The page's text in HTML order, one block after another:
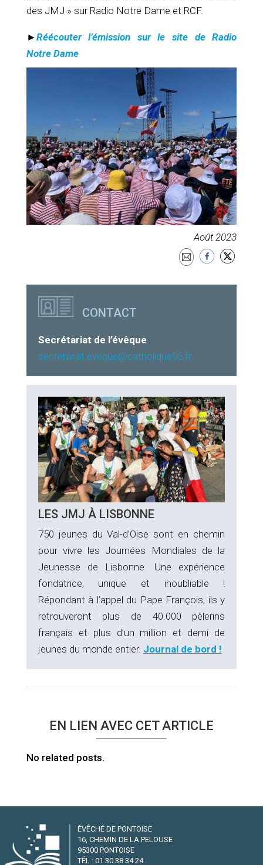
des JMJ » sur Radio Notre Dame et RCF.
► Réécouter l’émission sur le site de Radio
Notre Dame
Août 2023
CONTACT
Secrétariat de l’évêque
secretariat.eveque@catholique95.fr
LES JMJ À LISBONNE
750 jeunes du Val-d’Oise sont en chemin
pour vivre les Journées Mondiales de la
Jeunesse de Lisbonne. Une expérience
fondatrice, unique et inoubliable !
Répondant à l’appel du Pape François, ils y
retrouveront plus de 40.000 pèlerins
français et plus d’un million et demi de
jeunes du monde entier. Journal de bord !
EN LIEN AVEC CET ARTICLE
No related posts.
ÉVÊCHÉ DE PONTOISE
16, CHEMIN DE LA PELOUSE
95300 PONTOISE
TÉL : 01 30 38 34 24